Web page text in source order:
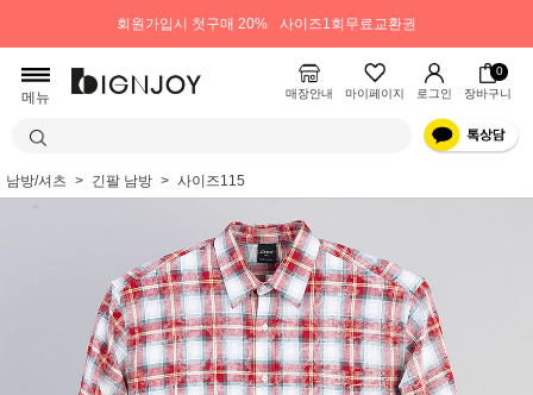
회원가입시 첫구매 20% 사이즈1회무료교환권
메뉴 매장안내 마이페이지 로그인
0
장바구니
남방/셔츠 긴팔 남방 사이즈115